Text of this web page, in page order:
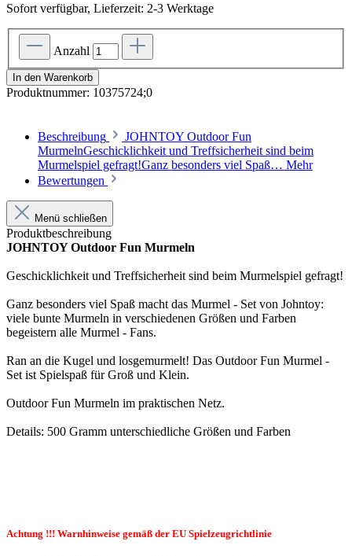
Sofort verfügbar, Lieferzeit: 2-3 Werktage
Anzahl
In den Warenkorb
Produktnummer: 10375724;0
Beschreibung
JOHNTOY Outdoor Fun
MurmelnGeschicklichkeit und Treffsicherheit sind beim
Murmelspiel gefragt!Ganz besonders viel Spaß… Mehr
Bewertungen
Menü schließen
Produktbeschreibung
JOHNTOY Outdoor Fun Murmeln
Geschicklichkeit und Treffsicherheit sind beim Murmelspiel gefragt!
Ganz besonders viel Spaß macht das Murmel - Set von Johntoy:
viele bunte Murmeln in verschiedenen Größen und Farben
begeistern alle Murmel - Fans.
Ran an die Kugel und losgemurmelt! Das Outdoor Fun Murmel -
Set ist Spielspaß für Groß und Klein.
Outdoor Fun Murmeln im praktischen Netz.
Details: 500 Gramm unterschiedliche Größen und Farben
Achtung !!! Warnhinweise gemäß der EU Spielzeugrichtlinie